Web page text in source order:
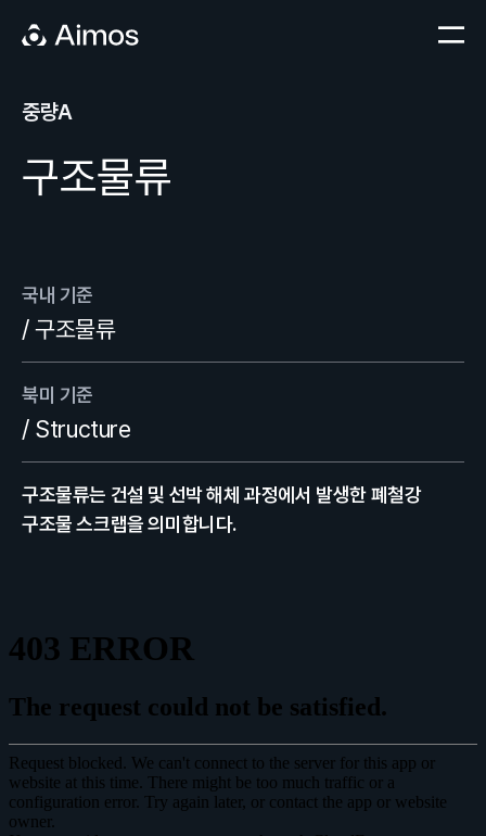
중량A
구조물류
국내 기준
/ 구조물류
북미 기준
/ Structure
구조물류는 건설 및 선박 해체 과정에서 발생한 폐철강
구조물 스크랩을 의미합니다.